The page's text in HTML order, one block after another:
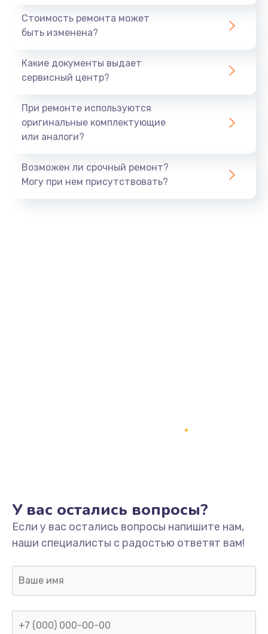
Стоимость ремонта может
быть изменена?
Какие документы выдает
сервисный центр?
При ремонте используются
оригинальные комплектующие
или аналоги?
Возможен ли срочный ремонт?
Могу при нем присутствовать?
У вас остались вопросы?
Если у вас остались вопросы напишите нам,
наши специалисты с радостью ответят вам!